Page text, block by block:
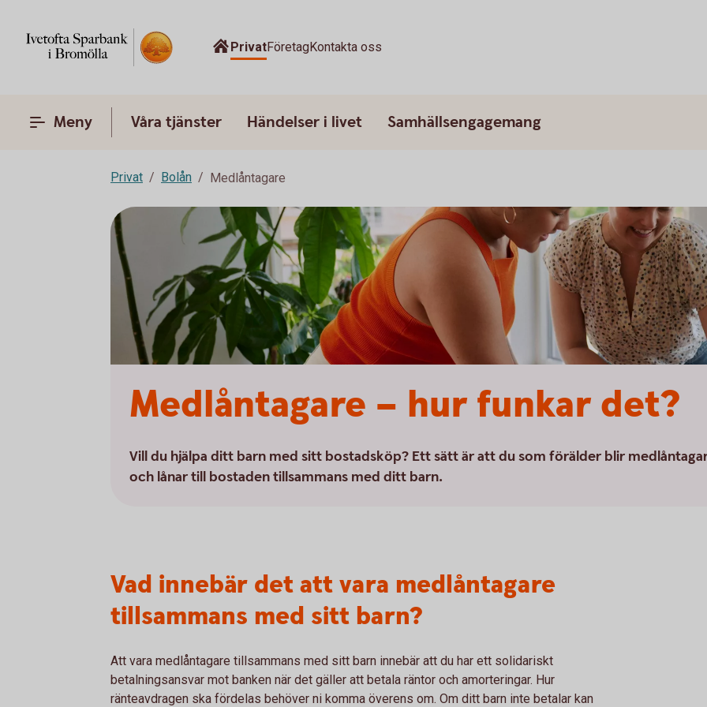
PrivatFöretagKontakta oss
Meny Våra tjänster Händelser i livet Samhällsengagemang
Privat Bolån Medlåntagare
Medlåntagare – hur funkar det?
Vill du hjälpa ditt barn med sitt bostadsköp? Ett sätt är att du som förälder blir
och lånar till bostaden tillsammans med ditt barn.
Vad innebär det att vara medlåntagare
tillsammans med sitt barn?
Att vara medlåntagare tillsammans med sitt barn innebär att du har ett solidariskt
betalningsansvar mot banken när det gäller att betala räntor och amorteringar. Hur
ränteavdragen ska fördelas behöver ni komma överens om. Om ditt barn inte betalar kan